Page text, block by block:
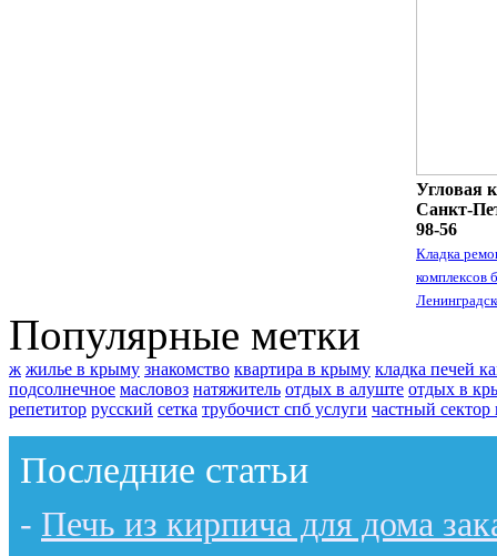
Угловая
Санкт-
98-56
Кладка
комплексов
Популярные метки
ж жилье в крыму знакомство квартира в крыму кладка печей
подсолнечное масловоз натяжитель отдых в алуште отдых в
репетитор русский сетка трубочист спб услуги частный
Последние статьи
- Печь из кирпича для дома